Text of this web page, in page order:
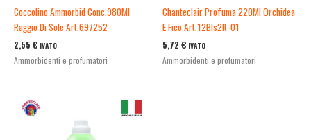
Coccolino Ammorbid Conc.980Ml
Raggio Di Sole Art.697252
2,55 € IVATO
Ammorbidenti e profumatori
Chanteclair Profuma 220Ml Orchidea
E Fico Art.12Bls2It-01
5,72 € IVATO
Ammorbidenti e profumatori